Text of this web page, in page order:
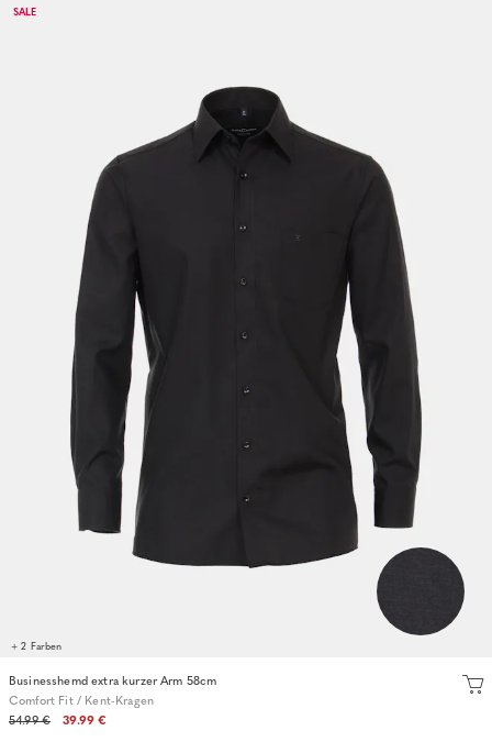
SALE
+ 2 Farben
Businesshemd extra kurzer Arm 58cm
Comfort Fit / Kent-Kragen
54.99 €
39.99 €